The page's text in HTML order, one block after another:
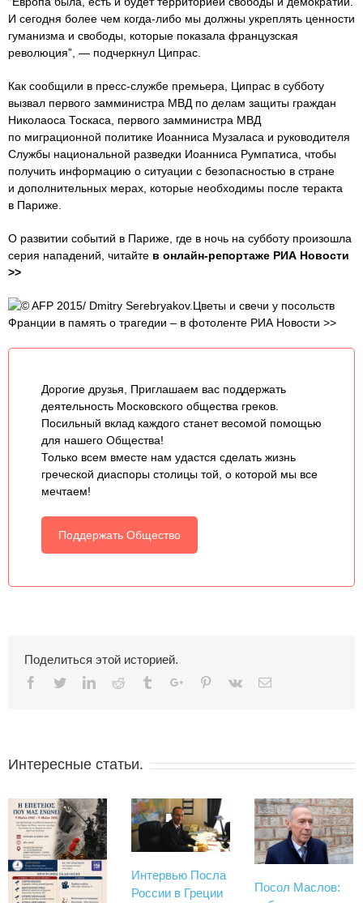
И сегодня более чем когда-либо мы должны укреплять ценности
гуманизма и свободы, которые показала французская
революция”, — подчеркнул Ципрас.
Как сообщили в пресс-службе премьера, Ципрас в субботу
вызвал первого замминистра МВД по делам защиты граждан
Николаоса Тоскаса, первого замминистра МВД
по миграционной политике Иоанниса Музаласа и руководителя
Службы национальной разведки Иоанниса Румпатиса, чтобы
получить информацию о ситуации с безопасностью в стране
и дополнительных мерах, которые необходимы после теракта
в Париже.
О развитии событий в Париже, где в ночь на субботу произошла
серия нападений, читайте в онлайн-репортаже РИА Новости
>>
© AFP 2015/ Dmitry Serebryakov.Цветы и свечи у посольств
Франции в память о трагедии – в фотоленте РИА Новости >>
Дорогие друзья, Приглашаем вас поддержать
деятельность Московского общества греков.
Посильный вклад каждого станет весомой помощью
для нашего Общества!
Только всем вместе нам удастся сделать жизнь
греческой диаспоры столицы той, о которой мы все
мечтаем!
Поддержать Общество
Поделиться этой историей.
Facebook
TwitterLinkedinReddit TumblrGoogle+Pinterest
Vk Email
Интересные статьи.
Интервью Посла
России в Греции
Посол Маслов: